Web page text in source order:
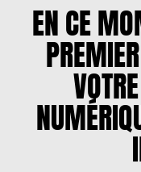
EN CE